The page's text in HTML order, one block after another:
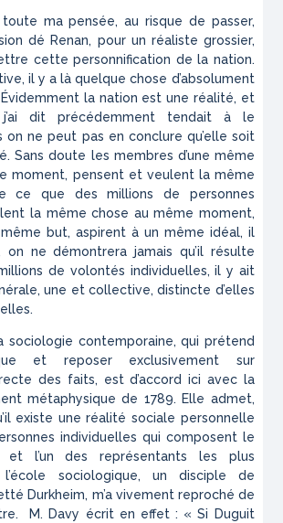
ma pensée, au risque de passer,
dé Renan, pour un réaliste grossier,
cette personnification de la nation.
il y a là quelque chose d’absolument
la nation est une réalité, et
dit précédemment tendait à le
on ne peut pas en conclure qu’elle soit
Sans doute les membres d’une même
moment, pensent et veulent la même
ce que des millions de personnes
la même chose au même moment,
but, aspirent à un même idéal, il
ne démontrera jamais qu’il résulte
de volontés individuelles, il y ait
une et collective, distincte d’elles
sociologie contemporaine, qui prétend
et reposer exclusivement sur
des faits, est d’accord ici avec la
métaphysique de 1789. Elle admet,
existe une réalité sociale personnelle
individuelles qui composent le
et l’un des représentants les plus
sociologique, un disciple de
Durkheim, m’a vivement reproché de
M. Davy écrit en effet : « Si Duguit